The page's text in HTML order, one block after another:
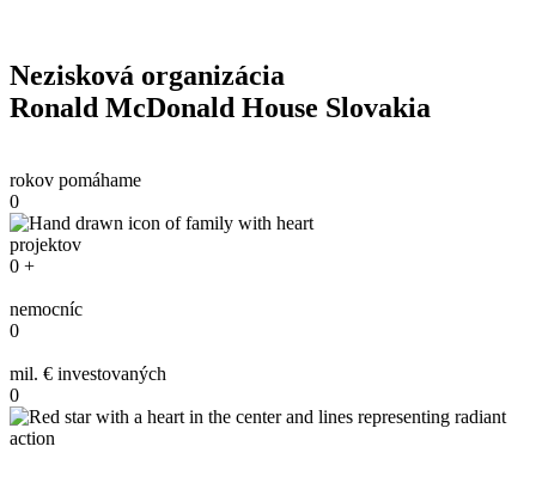
Nezisková organizácia
Ronald McDonald House Slovakia
rokov pomáhame
0
projektov
0 +
nemocníc
0
mil. € investovaných
0